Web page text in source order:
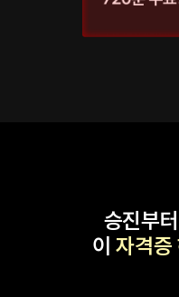
승진부
이자격증